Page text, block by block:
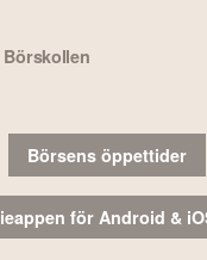
Börskollen
Börsens öppettider
för Android &